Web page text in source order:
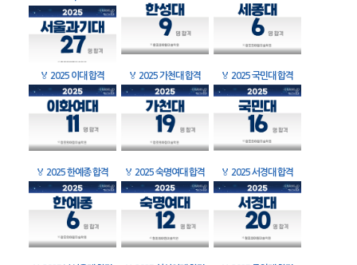
🏅 2025 이대 합격 🏅 2025 가천대 합격 🏅 2025 국민대 합격
🏅 2025 한예종 합격 🏅 2025 숙명여대 합격 🏅 2025 서경대 합격